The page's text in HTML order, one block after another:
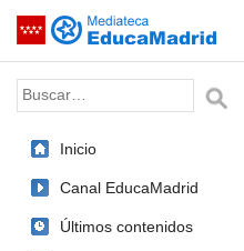
Saltar navegación
Palabra o frase:
Inicio
Canal EducaMadrid
Últimos contenidos